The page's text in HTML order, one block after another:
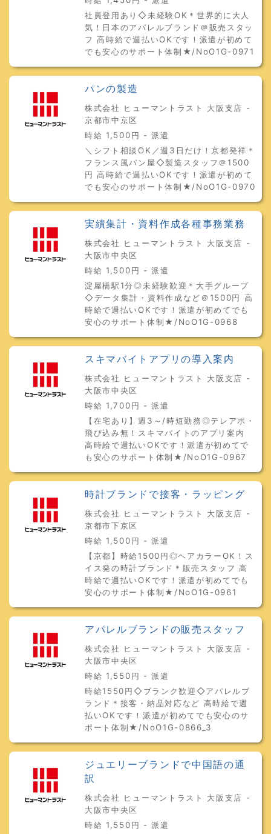
社員登用あり◇未経験OK＊世界的に大人
気！日本のアパレルブランド＠販売スタッ
フ 高時給で週払いOKです！派遣が初めて
でも安心のサポート体制★/NoO1G-0971
パンの製造
株式会社 ヒューマントラスト 大阪支店 -
京都市中京区
時給 1,500円 - 派遣
＼シフト相談OK／週3日だけ！京都発祥＊
フランス風パン屋◇製造スタッフ＠1500
円 高時給で週払いOKです！派遣が初めて
でも安心のサポート体制★/NoO1G-0970
実績集計・資料作成各種事務業務
株式会社 ヒューマントラスト 大阪支店 -
大阪市中央区
時給 1,500円 - 派遣
淀屋橋駅1分◎未経験歓迎＊大手グループ
◇データ集計・資料作成など＠1500円 高
時給で週払いOKです！派遣が初めてでも
安心のサポート体制★/NoO1G-0968
スキマバイトアプリの導入案内
株式会社 ヒューマントラスト 大阪支店 -
大阪市中央区
時給 1,700円 - 派遣
【在宅あり】週3～/時短勤務◎テレアポ・
飛び込み無！スキマバイトのアプリ案内
高時給で週払いOKです！派遣が初めてで
も安心のサポート体制★/NoO1G-0967
時計ブランドで接客・ラッピング
株式会社 ヒューマントラスト 大阪支店 -
京都市下京区
時給 1,500円 - 派遣
【京都】時給1500円◎ヘアカラーOK！ス
イス発の時計ブランド＊販売スタッフ 高
時給で週払いOKです！派遣が初めてでも
安心のサポート体制★/NoO1G-0961
アパレルブランドの販売スタッフ
株式会社 ヒューマントラスト 大阪支店 -
大阪市中央区
時給 1,550円 - 派遣
時給1550円◇ブランク歓迎◇アパレルブ
ランド＊接客・納品対応など 高時給で週
払いOKです！派遣が初めてでも安心のサ
ポート体制★/NoO1G-0866_3
ジュエリーブランドで中国語の通
訳
株式会社 ヒューマントラスト 大阪支店 -
大阪市中央区
時給 1,550円 - 派遣